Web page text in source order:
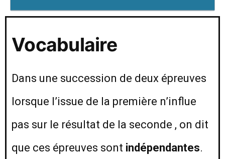
Vocabulaire
Dans une succession de deux épreuves
lorsque l’issue de la première n’influe
pas sur le résultat de la seconde , on dit
que ces épreuves sont indépendantes.